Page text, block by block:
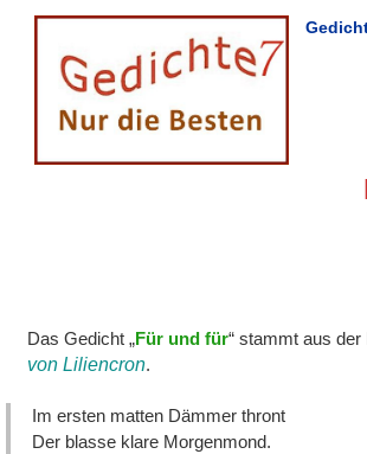
Das Gedicht „Für und für“ stammt aus
von Liliencron.
Im ersten matten Dämmer thront
Der blasse klare Morgenmond.